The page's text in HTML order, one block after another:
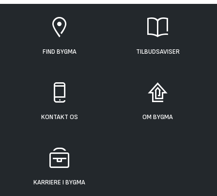
FIND BYGMA TILBUDSAVISER
KONTAKT OS OM BYGMA
KARRIERE I BYGMA